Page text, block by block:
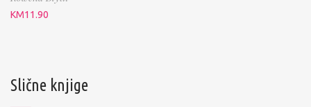
KM11.90
Slične knjige